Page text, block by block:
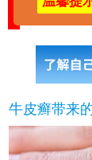
牛皮癣带来